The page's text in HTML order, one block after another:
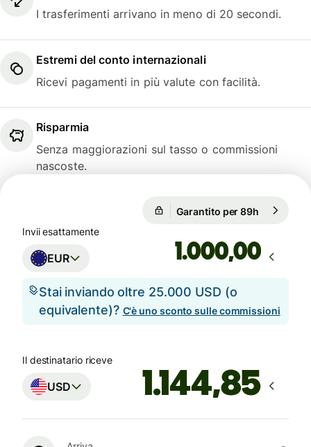
I trasferimenti arrivano in meno di 20 secondi.
Estremi del conto internazionali
Ricevi pagamenti in più valute con facilità.
Risparmia
Senza maggiorazioni sul tasso o commissioni
nascoste.
Garantito per 89h
Invii esattamente
EUR ,00
Stai inviando oltre 25.000 USD (o
equivalente)? C'è uno sconto sulle commissioni
Il destinatario riceve
USD